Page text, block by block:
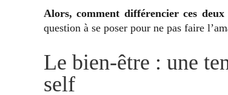
Alors, comment différencier ces
question à se poser pour ne pas faire
Le bien-être : une
self